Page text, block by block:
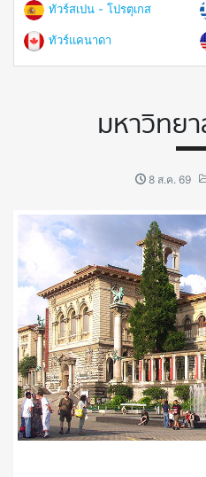
ทัวร์สเปน - โปรตุเกส
ทัวร์แคนาดา
มหาวิทย
8 ส.ค. 69